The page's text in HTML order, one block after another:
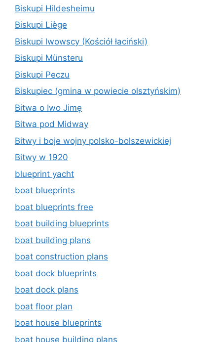
Biskupi Hildesheimu
Biskupi Liège
Biskupi lwowscy (Kościół łaciński)
Biskupi Münsteru
Biskupi Peczu
Biskupiec (gmina w powiecie olsztyńskim)
Bitwa o Iwo Jimę
Bitwa pod Midway
Bitwy i boje wojny polsko-bolszewickiej
Bitwy w 1920
blueprint yacht
boat blueprints
boat blueprints free
boat building blueprints
boat building plans
boat construction plans
boat dock blueprints
boat dock plans
boat floor plan
boat house blueprints
boat house building plans